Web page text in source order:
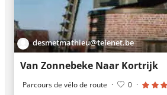
desmetmathieu@telenet.be
Van Zonnebeke Naar Kortrijk
Parcours de vélo de route · 0 ·